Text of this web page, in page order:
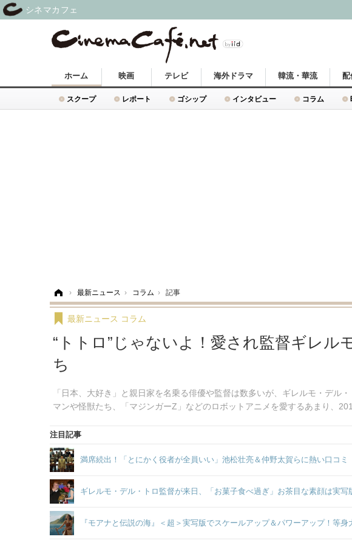
ホーム
スクープ レポート ゴシップ インタビュー コラム
映画 テレビ 海外ドラマ 韓流・華流 配
› 最新ニュース › コラム › 記事
“トトロ”じゃないよ！愛され監督ギレル
ち
「日本、大好き」と親日家を名乗る俳優や監督は数多いが、ギレルモ・デル
マンや怪獣たち、「マジンガーZ」などのロボットアニメを愛するあまり、
最新ニュース コラム
注目記事
満席続出！「とにかく役者が全員いい」池松壮亮＆仲野太賀らに熱い口コミ
ギレルモ・デル・トロ監督が来日、「お菓子食べ過ぎ」お茶目な素顔は実写
『モアナと伝説の海』＜超＞実写版でスケールアップ＆パワーアップ！等
シネマカフェ